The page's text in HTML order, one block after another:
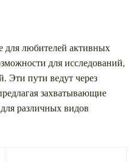
любителей активных
для исследований,
Эти пути ведут через
захватывающие
различных видов